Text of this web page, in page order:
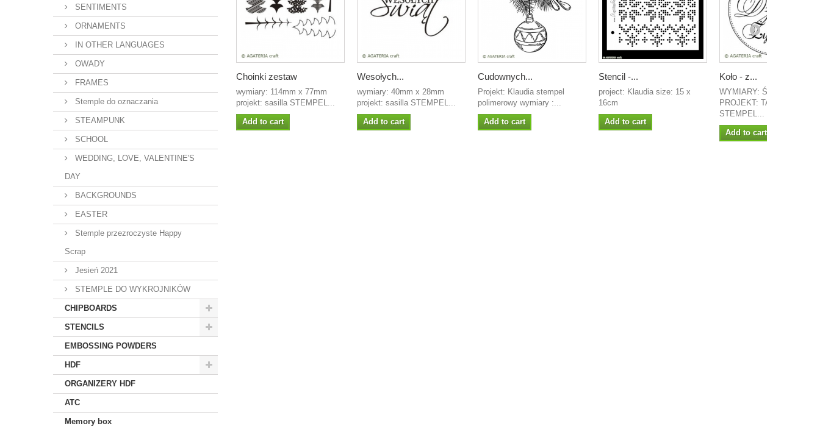
SENTIMENTS
ORNAMENTS
IN OTHER LANGUAGES
OWADY
FRAMES
Stemple do oznaczania
STEAMPUNK
SCHOOL
WEDDING, LOVE, VALENTINE'S
DAY
BACKGROUNDS
EASTER
Stemple przezroczyste Happy
Scrap
Jesień 2021
STEMPLE DO WYKROJNIKÓW
CHIPBOARDS
STENCILS
EMBOSSING POWDERS
HDF
ORGANIZERY HDF
ATC
Memory box
Choinki zestaw
wymiary: 114mm x 77mm
projekt: sasilla STEMPEL...
Add to cart
Wesołych...
wymiary: 40mm x 28mm
projekt: sasilla STEMPEL...
Add to cart
Cudownych...
Projekt: Klaudia stempel
polimerowy wymiary :...
Add to cart
Stencil -...
project: Klaudia size: 15 x
16cm
Add to cart
Koło - z...
WYMIARY: ŚR 48MM
PROJEKT: TAKAYA
STEMPEL...
Add to cart